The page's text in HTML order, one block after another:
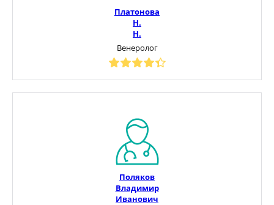
Платонова
Н.
Н.
Венеролог
Поляков
Владимир
Иванович